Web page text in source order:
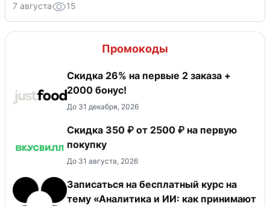
7 августа 15
Промокоды
Скидка 26% на первые 2 заказа +
2000 бонус!
До 31 декабря, 2026
Скидка 350 ₽ от 2500 ₽ на первую
покупку
До 31 августа, 2026
Записаться на бесплатный курс на
тему «Аналитика и ИИ: как принимают